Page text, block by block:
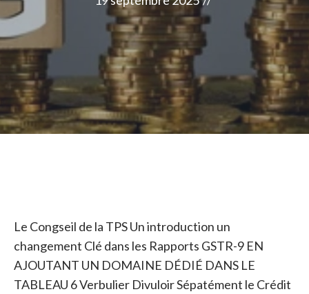
Le Congseil de la TPS Un introduction un
changement Clé dans les Rapports GSTR-9 EN
AJOUTANT UN DOMAINE DÉDIÉ DANS LE
TABLEAU 6 Verbulier Divuloir Sépatément le Crédit